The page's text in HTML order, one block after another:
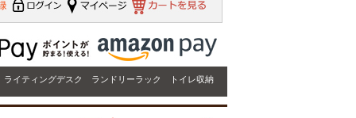
ライティングデスク ランドリーラック トイレ収納